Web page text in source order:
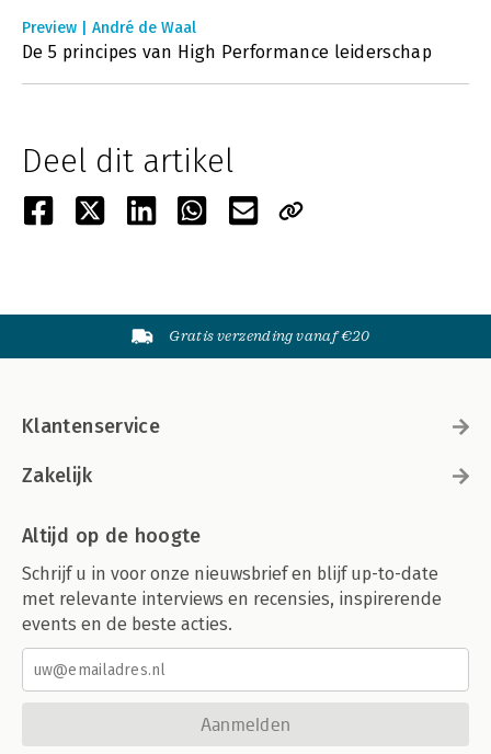
Preview | André de Waal
De 5 principes van High Performance leiderschap
Deel dit artikel
Gratis verzending vanaf €20
Klantenservice
Zakelijk
Altijd op de hoogte
Schrijf u in voor onze nieuwsbrief en blijf up-to-date
met relevante interviews en recensies, inspirerende
events en de beste acties.
Aanmelden